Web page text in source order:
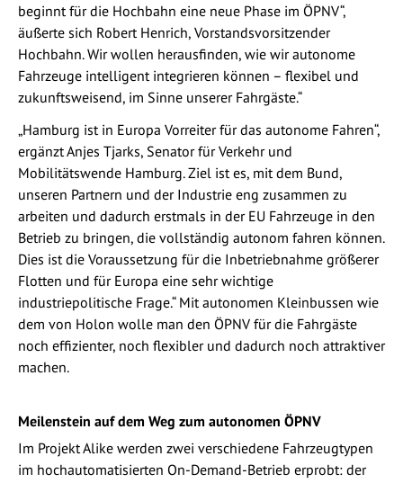
beginnt für die Hochbahn eine neue Phase im ÖPNV“,
äußerte sich Robert Henrich, Vorstandsvorsitzender
Hochbahn. Wir wollen herausfinden, wie wir autonome
Fahrzeuge intelligent integrieren können – flexibel und
zukunftsweisend, im Sinne unserer Fahrgäste.“
„Hamburg ist in Europa Vorreiter für das autonome Fahren“,
ergänzt Anjes Tjarks, Senator für Verkehr und
Mobilitätswende Hamburg. Ziel ist es, mit dem Bund,
unseren Partnern und der Industrie eng zusammen zu
arbeiten und dadurch erstmals in der EU Fahrzeuge in den
Betrieb zu bringen, die vollständig autonom fahren können.
Dies ist die Voraussetzung für die Inbetriebnahme größerer
Flotten und für Europa eine sehr wichtige
industriepolitische Frage.“ Mit autonomen Kleinbussen wie
dem von Holon wolle man den ÖPNV für die Fahrgäste
noch effizienter, noch flexibler und dadurch noch attraktiver
machen.
Meilenstein auf dem Weg zum autonomen ÖPNV
Im Projekt Alike werden zwei verschiedene Fahrzeugtypen
im hochautomatisierten On-Demand-Betrieb erprobt: der